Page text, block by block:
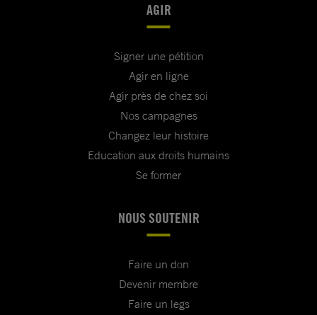
AGIR
Signer une pétition
Agir en ligne
Agir près de chez soi
Nos campagnes
Changez leur histoire
Education aux droits humains
Se former
NOUS SOUTENIR
Faire un don
Devenir membre
Faire un legs